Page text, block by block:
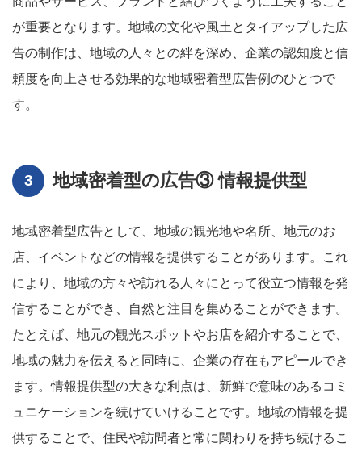
が重要となります。地域の文化や風土とタイアップした広
告の制作は、地域の人々との絆を深め、企業の認知度と信
頼度を向上させる効果的な地域密着型広告例のひとつで
す。
地域密着型の広告③ 情報提供型
地域密着型広告として、地域の観光地や名所、地元のお
店、イベントなどの情報を提供することがあります。これ
により、地域の方々や訪れる人々にとって役立つ情報を発
信することができ、自然と注目を集めることができます。
たとえば、地元の観光スポットやお店を紹介することで、
地域の魅力を伝えると同時に、企業の存在もアピールでき
ます。情報提供型の大きな利点は、新鮮で意味のあるコミ
ュニケーションを続けていけることです。地域の情報を提
供することで、住民や訪問者と常に関わりを持ち続けるこ